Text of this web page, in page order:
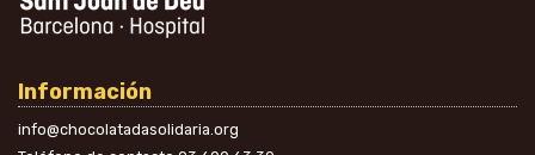
Información
info@chocolatadasolidaria.org